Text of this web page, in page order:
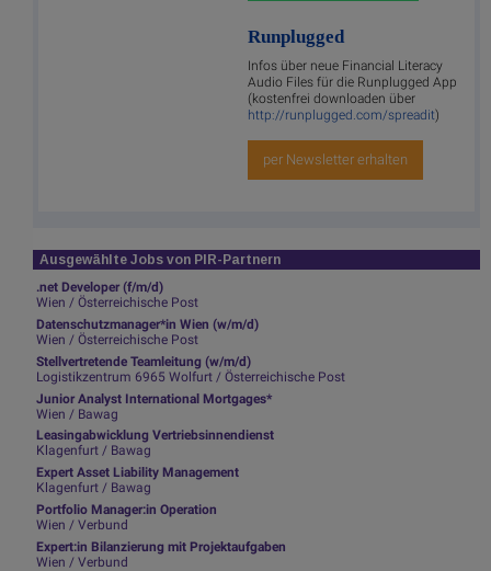
Runplugged
Infos über neue Financial Literacy
Audio Files für die Runplugged App
(kostenfrei downloaden über
http://runplugged.com/spreadit)
per Newsletter erhalten
Ausgewählte Jobs von PIR-Partnern
.net Developer (f/m/d)
Wien / Österreichische Post
Datenschutzmanager*in Wien (w/m/d)
Wien / Österreichische Post
Stellvertretende Teamleitung (w/m/d)
Logistikzentrum 6965 Wolfurt / Österreichische Post
Junior Analyst International Mortgages*
Wien / Bawag
Leasingabwicklung Vertriebsinnendienst
Klagenfurt / Bawag
Expert Asset Liability Management
Klagenfurt / Bawag
Portfolio Manager:in Operation
Wien / Verbund
Expert:in Bilanzierung mit Projektaufgaben
Wien / Verbund